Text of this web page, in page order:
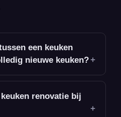
een keuken
nieuwe keuken?
renovatie bij